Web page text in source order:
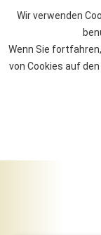
Wir verwenden
Wenn Sie
von Cookies auf